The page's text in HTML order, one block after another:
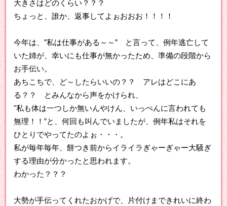
大きさはどのくらい？？？
ちょっと、誰か、返事してよぉおおお！！！！
今年は、”私は仕事がある～～” と言って、例年逃亡して
いた姉が、幸いにも仕事が無かったため、準備の段階から
お手伝い。
あちこちで、ど～したらいいの？？ アレはどこにあ
る？？ とみんなから声をかけられ、
"私も体は一つしか無いんやけん、いっぺんに言われても
無理！！”と、何回も叫んでいましたが、例年私はそれを
ひとりでやってたのよぉ・・・。
私が毎年毎年、餅つき前からイライラぎゃーぎゃー大騒ぎ
する理由が分かったと思われます。
わかった？？？
大勢が手伝ってくれたおかげで、片付けまできれいに終わ